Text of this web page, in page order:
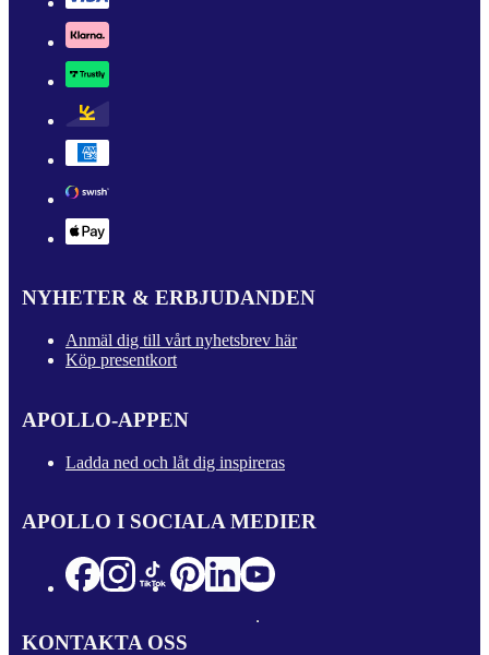
NYHETER & ERBJUDANDEN
Anmäl dig till vårt nyhetsbrev här
Köp presentkort
APOLLO-APPEN
Ladda ned och låt dig inspireras
APOLLO I SOCIALA MEDIER
KONTAKTA OSS